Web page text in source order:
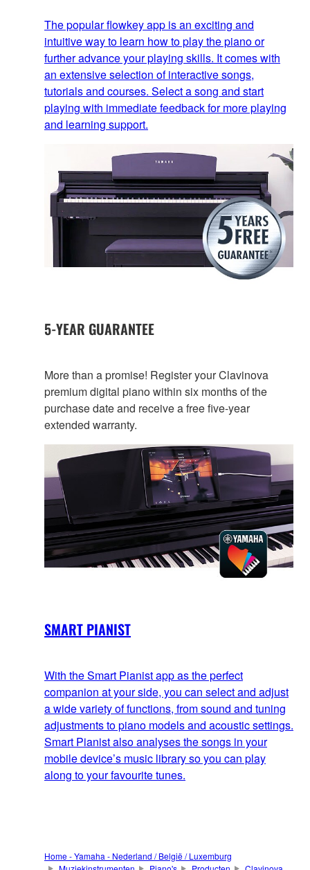
The popular flowkey app is an exciting and
intuitive way to learn how to play the piano or
further advance your playing skills. It comes with
an extensive selection of interactive songs,
tutorials and courses. Select a song and start
playing with immediate feedback for more playing
and learning support.
5-YEAR GUARANTEE
More than a promise! Register your Clavinova
premium digital piano within six months of the
purchase date and receive a free five-year
extended warranty.
SMART PIANIST
With the Smart Pianist app as the perfect
companion at your side, you can select and adjust
a wide variety of functions, from sound and tuning
adjustments to piano models and acoustic settings.
Smart Pianist also analyses the songs in your
mobile device’s music library so you can play
along to your favourite tunes.
Home - Yamaha - Nederland / België / Luxemburg